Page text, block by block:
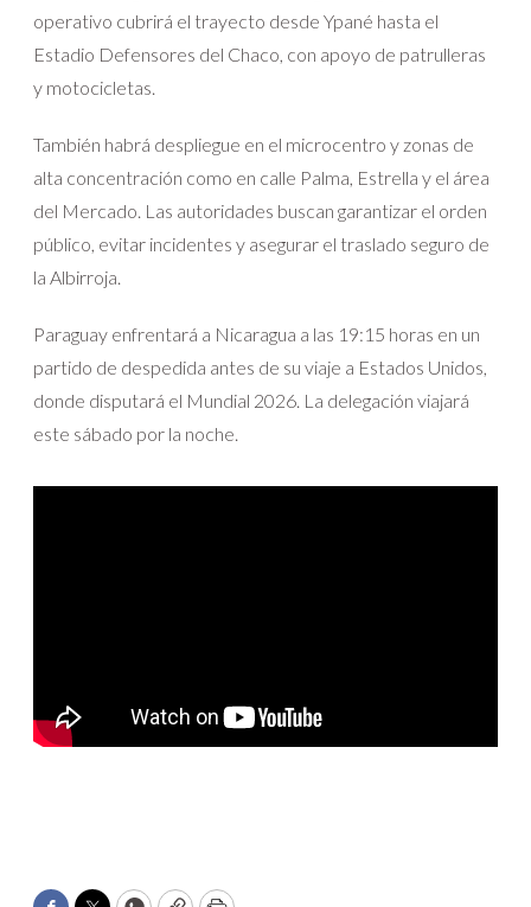
operativo cubrirá el trayecto desde Ypané hasta el
Estadio Defensores del Chaco, con apoyo de patrulleras
y motocicletas.
También habrá despliegue en el microcentro y zonas de
alta concentración como en calle Palma, Estrella y el área
del Mercado. Las autoridades buscan garantizar el orden
público, evitar incidentes y asegurar el traslado seguro de
la Albirroja.
Paraguay enfrentará a Nicaragua a las 19:15 horas en un
partido de despedida antes de su viaje a Estados Unidos,
donde disputará el Mundial 2026. La delegación viajará
este sábado por la noche.